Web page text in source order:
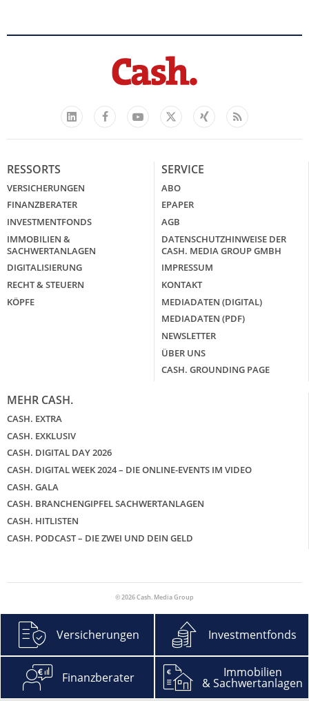
LinkedIn
FacebookYouTube
X
Xing Feed
RESSORTS
VERSICHERUNGEN
FINANZBERATER
INVESTMENTFONDS
IMMOBILIEN &
SACHWERTANLAGEN
DIGITALISIERUNG
RECHT & STEUERN
KÖPFE
SERVICE
ABO
EPAPER
AGB
DATENSCHUTZHINWEISE DER
CASH. MEDIA GROUP GMBH
IMPRESSUM
KONTAKT
MEDIADATEN (DIGITAL)
MEDIADATEN (PDF)
NEWSLETTER
ÜBER UNS
CASH. GROUNDING PAGE
MEHR CASH.
CASH. EXTRA
CASH. EXKLUSIV
CASH. DIGITAL DAY 2026
CASH. DIGITAL WEEK 2024 – DIE ONLINE-EVENTS IM VIDEO
CASH. GALA
CASH. BRANCHENGIPFEL SACHWERTANLAGEN
CASH. HITLISTEN
CASH. PODCAST – DIE ZWEI UND DEIN GELD
© 2026 Cash. Media Group
Versicherungen Investmentfonds
Finanzberater Immobilien
& Sachwertanlagen